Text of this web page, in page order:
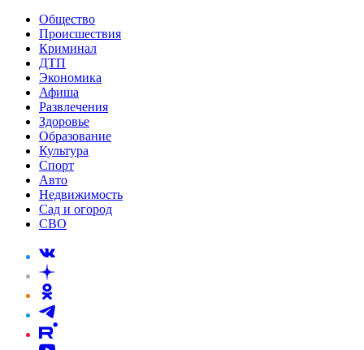
Общество
Происшествия
Криминал
ДТП
Экономика
Афиша
Развлечения
Здоровье
Образование
Культура
Спорт
Авто
Недвижимость
Сад и огород
СВО